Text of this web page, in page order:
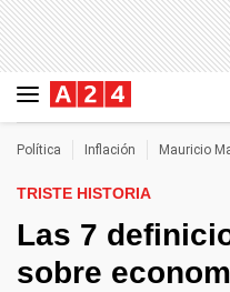
Política Inflación Mauricio
TRISTE HISTORIA
Las 7
sobre